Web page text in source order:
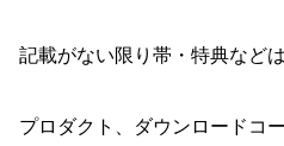
記載がない限り帯・特典など
プロダクト、ダウンロードコ